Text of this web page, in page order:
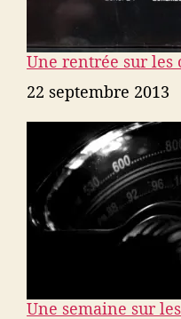
Une rentrée sur les
Date
22 septembre 2013
Une semaine sur